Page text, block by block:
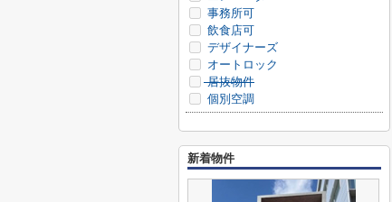
事務所可
飲食店可
デザイナーズ
オートロック
居抜物件
個別空調
新着物件